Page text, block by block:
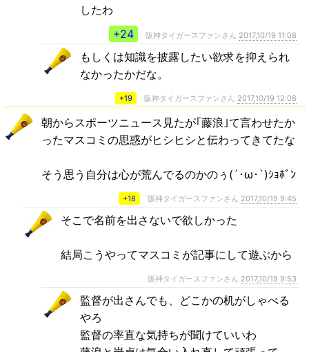
したわ
+24
阪神タイガースファンさん 2017,10/19 11:08
もしくは知識を披露したい欲求を抑えられ
なかったかだな。
+19 阪神タイガースファンさん 2017,10/19 12:08
朝からスポーツニュース見たが｢藤浪｣て言わせたか
ったマスコミの思惑がヒシヒシと伝わってきてたな
そう思う自分は心が荒んでるのかのぅ(´･ω･`)ｼｮﾎﾞﾝ
+18 阪神タイガースファンさん 2017,10/19 9:45
そこで名前を出さないで欲しかった
結局こうやってマスコミが記事にして遊ぶから
阪神タイガースファンさん 2017,10/19 9:53
監督が出さんでも、どこかの机がしゃべる
やろ
監督の率直な気持ちが聞けていいわ